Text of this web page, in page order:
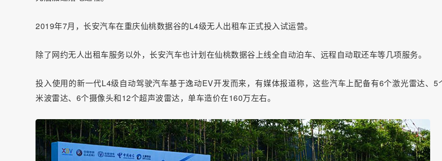
2019年7月，长安汽车在重庆仙桃数据谷的L4级无人出租车正式投入试运营。
除了网约无人出租车服务以外，长安汽车也计划在仙桃数据谷上线全自动泊车、远程自动取还车等几项服务。
投入使用的新一代L4级自动驾驶汽车基于逸动EV开发而来，有媒体报道称，这些汽车上配备有6个激光雷达、5
米波雷达、6个摄像头和12个超声波雷达，单车造价在160万左右。